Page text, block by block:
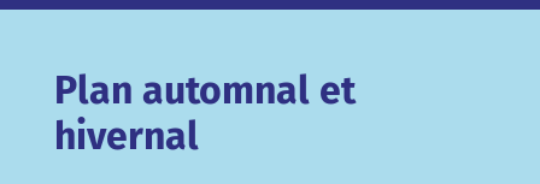
Plan automnal et
hivernal